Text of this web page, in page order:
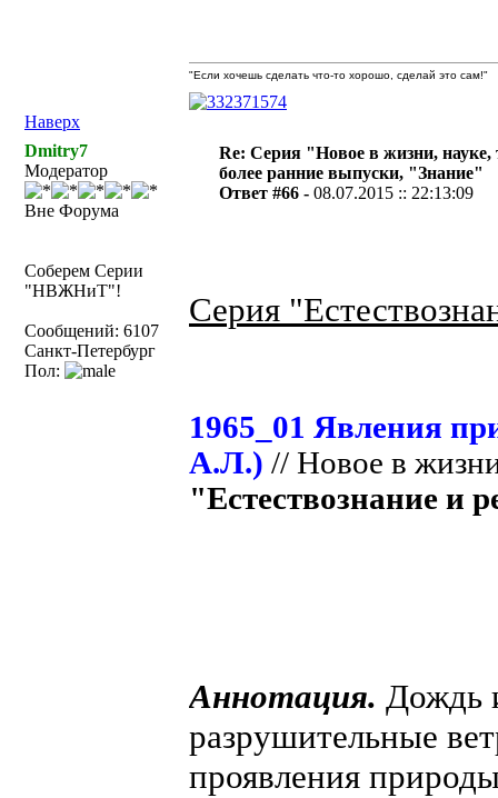
Наверх
"Если хочешь сделать что-то хорошо, сделай это сам!"
Dmitry7
Модератор
Вне Форума
Соберем Серии
"НВЖНиТ"!
Сообщений: 6107
Санкт-Петербург
Пол:
Re: Серия "Новое в жизни, науке,
более ранние выпуски, "Знание"
Ответ #66 -08.07.2015 :: 22:13:09
Серия
1965_01 Явления
А.Л.) // Новое в
"Естествознание и
Аннотация. Дождь
разрушительные
проявления